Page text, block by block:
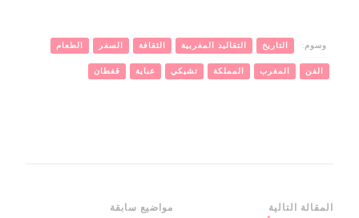
وسوم: التاريخ التقاليد المغربية الثقافة السفر الطعام
الفن المغرب المملكة تشيكي عباية قفطان
مواضيع سابقة المقالة التالية